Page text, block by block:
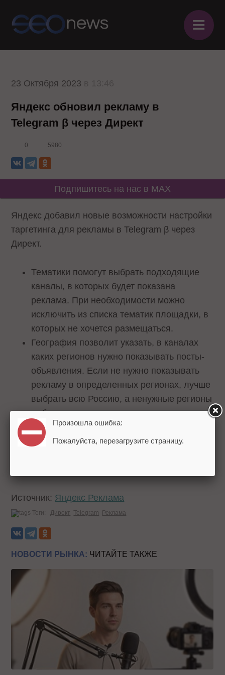
≡
23 Октября 2023
Яндекс обновил рекламу в
Telegram β через Директ
0 5980
Подпишитесь на нас в MAX
Яндекс добавил новые возможности настройки
таргетинга для рекламы в Telegram β через
Директ.
Тематики помогут выбрать подходящие
каналы, в которых будет показана
реклама. При необходимости можно
исключить из списка тематик площадки, в
которых не хочется размещаться.
География позволит указать, в каналах
каких регионов нужно показывать посты-
объявления. Если не нужно показывать
рекламу в определенных регионах, лучше
выбрать всю Россию, а ненужные регионы
добавить в исключения.
Напомним, Яндекс Директ теперь по
Источник: Яндекс Реклама
Теги: Директ Telegram Реклама
НОВОСТИ РЫНКА: ЧИТАЙТЕ ТАКЖЕ
Произошла ошибка:
Пожалуйста, перезагрузите страницу.